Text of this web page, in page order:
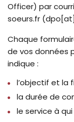
Officer) par
soeurs.fr
Chaque
de vos données
indique :
l’objectif et la
la durée de
le service à